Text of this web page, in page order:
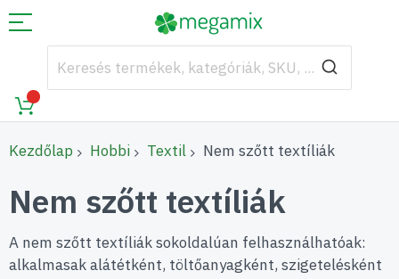
Kezdőlap Hobbi Textil Nem szőtt textíliák
Nem szőtt textíliák
A nem szőtt textíliák sokoldalúan felhasználhatóak:
alkalmasak alátétként, töltőanyagként, szigetelésként